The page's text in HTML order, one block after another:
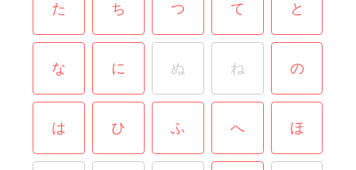
た ち つ て と
な に ぬ ね の
は ひ ふ へ ほ